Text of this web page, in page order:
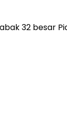
32 besar